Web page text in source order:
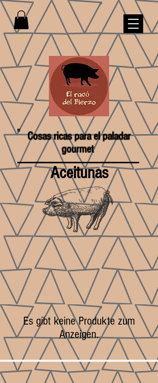
Cosas ricas para el paladar
gourmet
Aceitunas
Es gibt keine Produkte zum
Anzeigen.